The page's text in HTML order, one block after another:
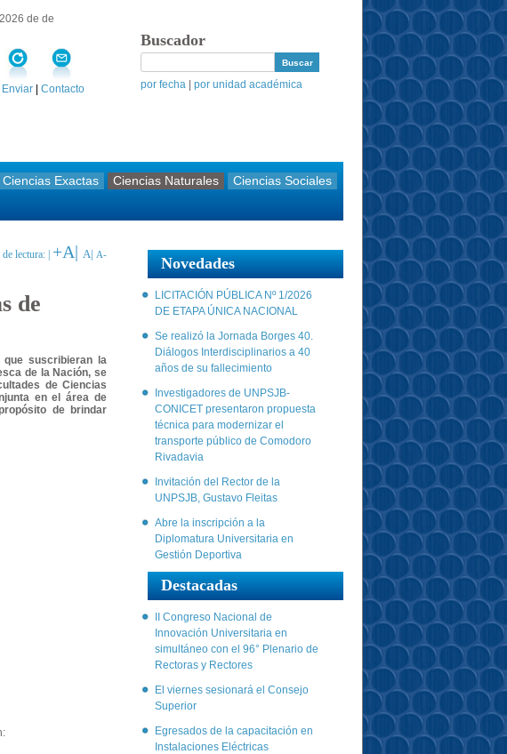
de de
Enviar Contacto
Buscador
por fecha por unidad académica
Ciencias Exactas Ciencias Naturales
Ciencias Sociales
lectura: | +A| A| A-
de
que suscribieran la
de la Nación, se
de Ciencias
en el área de
de brindar
Novedades
LICITACIÓN PÚBLICA Nº 1/2026
DE ETAPA ÚNICA NACIONAL
Se realizó la Jornada Borges 40.
Diálogos Interdisciplinarios a 40
años de su fallecimiento
Investigadores de UNPSJB-
CONICET presentaron propuesta
técnica para modernizar el
transporte público de Comodoro
Rivadavia
Invitación del Rector de la
UNPSJB, Gustavo Fleitas
Abre la inscripción a la
Diplomatura Universitaria en
Gestión Deportiva
Destacadas
II Congreso Nacional de
Innovación Universitaria en
simultáneo con el 96° Plenario de
Rectoras y Rectores
El viernes sesionará el Consejo
Superior
Egresados de la capacitación en
Instalaciones Eléctricas